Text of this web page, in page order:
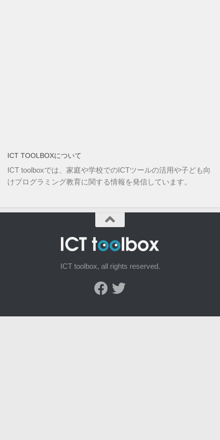
ICT TOOLBOXについて
ICT toolboxでは、家庭や学校でのICTツールの活用や子ども向
けプログラミング教育に関する情報を発信しています。
ICT toolbox, all rights reserved.